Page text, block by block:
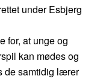
under Esbjerg
for, at unge og
kan mødes og
de samtidig lærer